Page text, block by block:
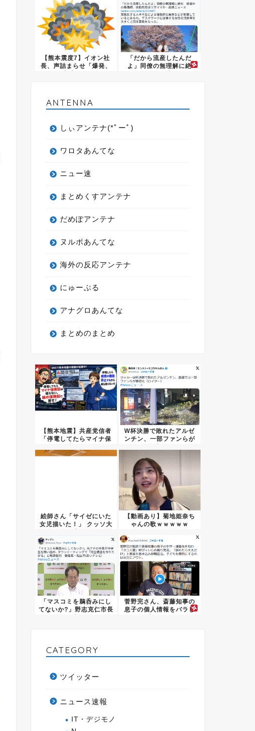
【熊本震度7】イオン社
長、声詰まらせ「爆発、
「だから流産したんだ
よ」同僚の無理解に絶
ANTENNA
しぃアンテナ(*ﾟーﾟ)
ワロタあんてな
ニュー速
まとめくすアンテナ
だめぽアンテナ
ヌルポあんてな
海外の反応アンテナ
にゅーぷる
アナグロあんてな
まとめのまとめ
【熊本地震】共産党信者
「停電してたらマイナ保
W杯決勝で敗れたアルゼ
ンチン、一部ファンらが
絵師さん「サイゼにいた
女児描いた！」 クッソ大
【動画あり】菊地姫奈ち
ゃんの歌ｗｗｗｗｗ
「マスコミを鵜呑みにし
てないか?」野志克仁市長
菅野完さん、斎藤知事の
息子の個人情報をバラし
CATEGORY
ツイッター
ニュース速報
IT・デジモノ